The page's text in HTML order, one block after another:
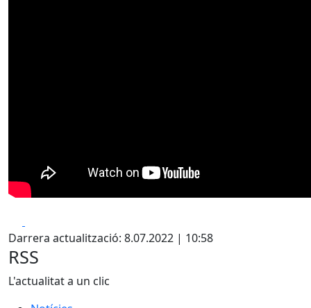
Darrera actualització: 8.07.2022 | 10:58
RSS
L'actualitat a un clic